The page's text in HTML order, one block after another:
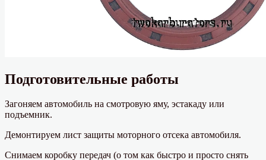
Подготовительные работы
Загоняем автомобиль на смотровую яму, эстакаду или
подъемник.
Демонтируем лист защиты моторного отсека автомобиля.
Снимаем коробку передач (о том как быстро и просто снять